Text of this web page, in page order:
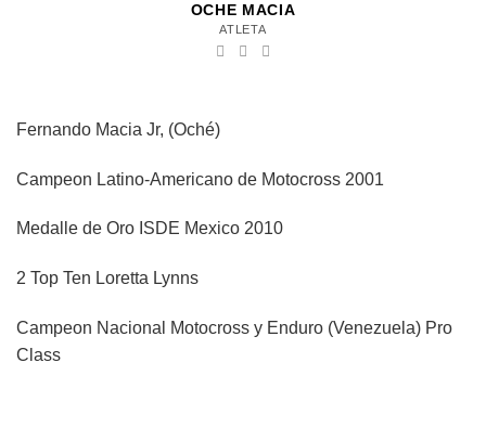
OCHE MACIA
ATLETA
Fernando Macia Jr, (Oché)
Campeon Latino-Americano de Motocross 2001
Medalle de Oro ISDE Mexico 2010
2 Top Ten Loretta Lynns
Campeon Nacional Motocross y Enduro (Venezuela) Pro
Class